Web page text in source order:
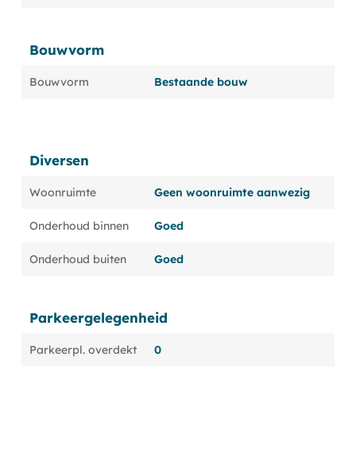
Bouwvorm
Bouwvorm Bestaande bouw
Diversen
Woonruimte Geen woonruimte aanwezig
Onderhoud binnen Goed
Onderhoud buiten Goed
Parkeergelegenheid
Parkeerpl. overdekt 0